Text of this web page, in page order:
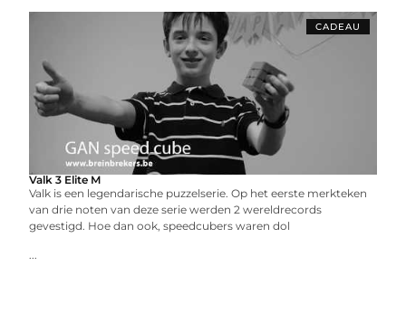
CADEAU
Valk 3 Elite M
Valk is een legendarische puzzelserie. Op het eerste merkteken
van drie noten van deze serie werden 2 wereldrecords
gevestigd. Hoe dan ook, speedcubers waren dol
...